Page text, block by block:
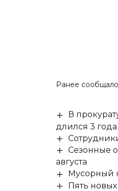
Ранее
В
длился 3 года
Сезонные
августа
Мусорный
Пять